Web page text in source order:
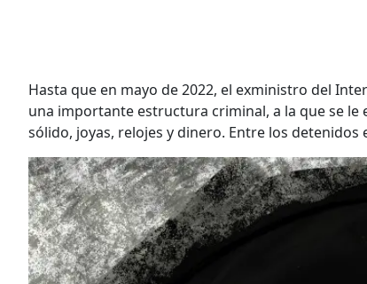
Hasta que en mayo de 2022, el exministro del
una importante estructura criminal, a la que se
sólido, joyas, relojes y dinero. Entre los